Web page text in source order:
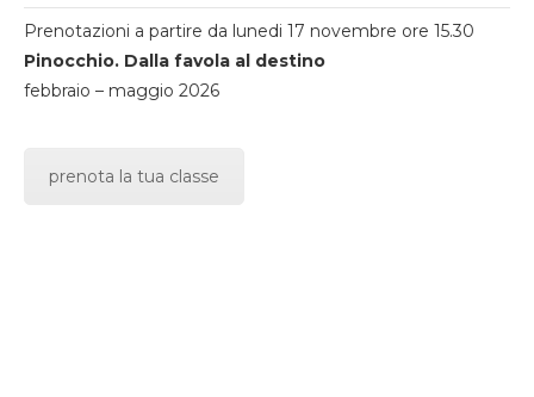
Prenotazioni a partire da lunedi 17 novembre ore 15.30
Pinocchio. Dalla favola al destino
febbraio – maggio 2026
prenota la tua classe